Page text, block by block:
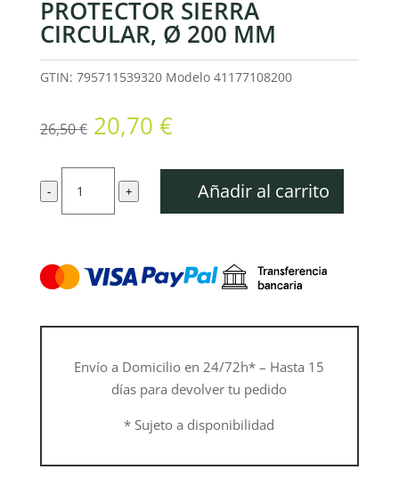
PROTECTOR SIERRA
CIRCULAR, Ø 200 MM
GTIN: 795711539320 Modelo 41177108200
26,50€ El
precio
original
era:
26,50 €.
20,70 €El
actual
es:
20,70 €.
-
sierra
200
mm
+ Añadir al carrito
Envío a Domicilio en 24/72h* – Hasta 15
días para devolver tu pedido
* Sujeto a disponibilidad